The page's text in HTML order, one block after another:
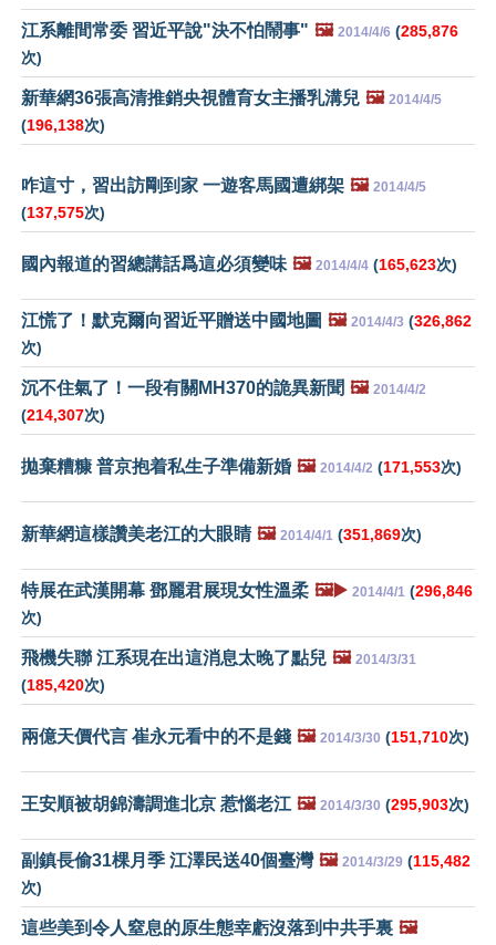
江系離間常委 習近平說"決不怕鬧事" 🖼️ 2014/4/6 (285,876
次)
新華網36張高清推銷央視體育女主播乳溝兒 🖼️ 2014/4/5
(196,138次)
咋這寸，習出訪剛到家 一遊客馬國遭綁架 🖼️ 2014/4/5
(137,575次)
國內報道的習總講話爲這必須變味 🖼️ 2014/4/4 (165,623次)
江慌了！默克爾向習近平贈送中國地圖 🖼️ 2014/4/3 (326,862
次)
沉不住氣了！一段有關MH370的詭異新聞 🖼️ 2014/4/2
(214,307次)
拋棄糟糠 普京抱着私生子準備新婚 🖼️ 2014/4/2 (171,553次)
新華網這樣讚美老江的大眼睛 🖼️ 2014/4/1 (351,869次)
特展在武漢開幕 鄧麗君展現女性溫柔 🖼️▶️ 2014/4/1 (296,846
次)
飛機失聯 江系現在出這消息太晚了點兒 🖼️ 2014/3/31
(185,420次)
兩億天價代言 崔永元看中的不是錢 🖼️ 2014/3/30 (151,710次)
王安順被胡錦濤調進北京 惹惱老江 🖼️ 2014/3/30 (295,903次)
副鎮長偷31棵月季 江澤民送40個臺灣 🖼️ 2014/3/29 (115,482
次)
這些美到令人窒息的原生態幸虧沒落到中共手裏 🖼️